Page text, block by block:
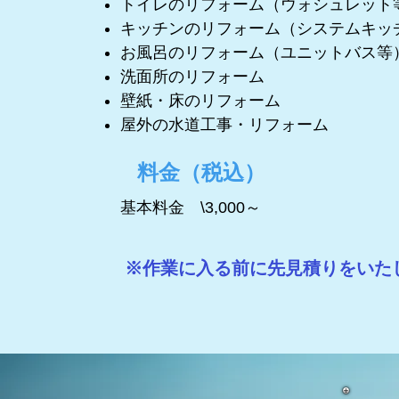
トイレのリフォーム（ウォシュレット
キッチンのリフォーム（システムキッ
お風呂のリフォーム（ユニットバス等
洗面所のリフォーム
壁紙・床のリフォーム
屋外の水道工事・リフォーム
​料金（税込）
基本料金 \3,000～
※作業に入る前に先見積りをいた